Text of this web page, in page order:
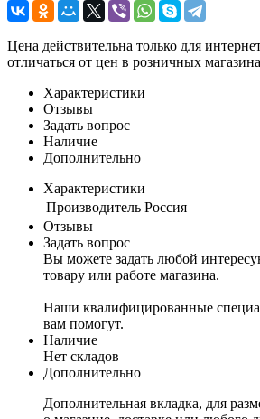
Цена действительна только для
отличаться от цен в розничных
Характеристики
Отзывы
Задать вопрос
Наличие
Дополнительно
Характеристики
Производитель Россия
Отзывы
Задать вопрос
Вы можете задать любой
товару или работе магазина.
Наши квалифицированные
вам помогут.
Наличие
Нет складов
Дополнительно
Дополнительная вкладка, для